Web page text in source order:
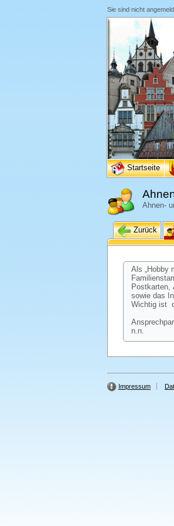
Sie sind nicht
Startseite
Ahnen-
Zurück
Als „Hobby
Postkarten,
sowie das
Wichtig ist
n.n.
Impressum